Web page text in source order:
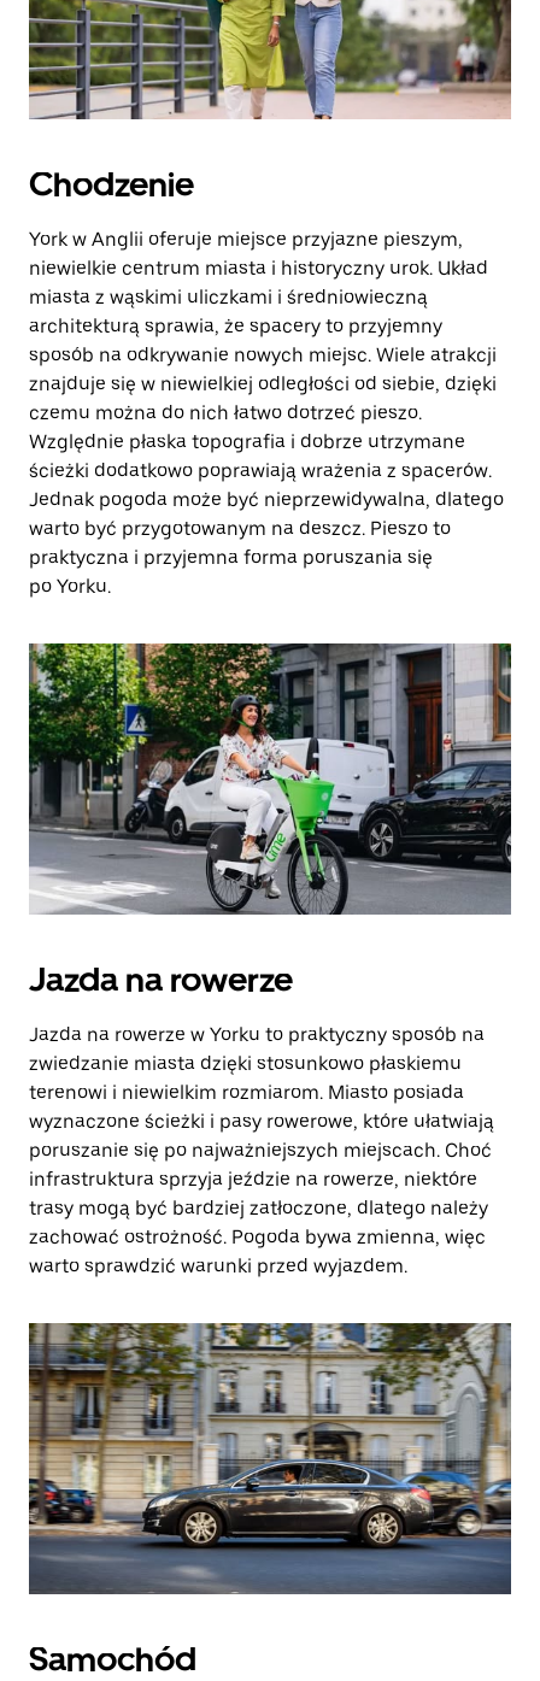
Chodzenie
York w Anglii oferuje miejsce przyjazne pieszym,
niewielkie centrum miasta i historyczny urok. Układ
miasta z wąskimi uliczkami i średniowieczną
architekturą sprawia, że spacery to przyjemny
sposób na odkrywanie nowych miejsc. Wiele atrakcji
znajduje się w niewielkiej odległości od siebie, dzięki
czemu można do nich łatwo dotrzeć pieszo.
Względnie płaska topografia i dobrze utrzymane
ścieżki dodatkowo poprawiają wrażenia z spacerów.
Jednak pogoda może być nieprzewidywalna, dlatego
warto być przygotowanym na deszcz. Pieszo to
praktyczna i przyjemna forma poruszania się
po Yorku.
Jazda na rowerze
Jazda na rowerze w Yorku to praktyczny sposób na
zwiedzanie miasta dzięki stosunkowo płaskiemu
terenowi i niewielkim rozmiarom. Miasto posiada
wyznaczone ścieżki i pasy rowerowe, które ułatwiają
poruszanie się po najważniejszych miejscach. Choć
infrastruktura sprzyja jeździe na rowerze, niektóre
trasy mogą być bardziej zatłoczone, dlatego należy
zachować ostrożność. Pogoda bywa zmienna, więc
warto sprawdzić warunki przed wyjazdem.
Samochód